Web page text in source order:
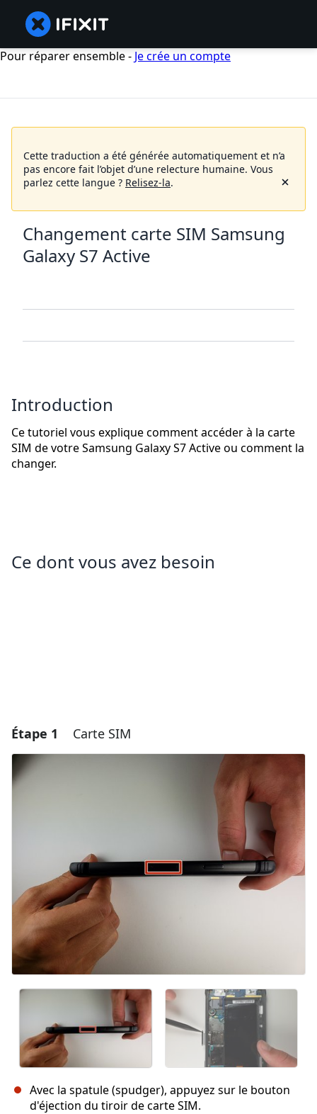
Pour réparer ensemble - Je crée un compte
Cette traduction a été générée automatiquement et n’a
pas encore fait l’objet d’une relecture humaine. Vous
parlez cette langue ? Relisez-la.
Changement carte SIM Samsung
Galaxy S7 Active
Introduction
Ce tutoriel vous explique comment accéder à la carte
SIM de votre Samsung Galaxy S7 Active ou comment la
changer.
Ce dont vous avez besoin
Étape 1 Carte SIM
Avec la spatule (spudger), appuyez sur le bouton
d'éjection du tiroir de carte SIM.